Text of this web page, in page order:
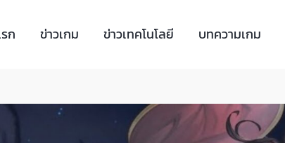
ก ข่าวเกม ข่าวเทคโนโลยี บทความเกม